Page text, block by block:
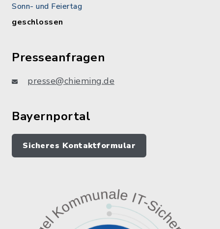
Sonn- und Feiertag
geschlossen
Presseanfragen
presse@chieming.de
Bayernportal
Sicheres Kontaktformular